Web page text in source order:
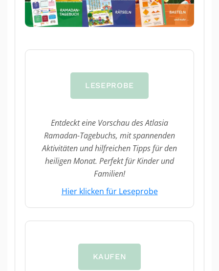
LESEPROBE
Entdeckt eine Vorschau des Atlasia
Ramadan-Tagebuchs, mit spannenden
Aktivitäten und hilfreichen Tipps für den
heiligen Monat. Perfekt für Kinder und
Familien!
Hier klicken für Leseprobe
KAUFEN